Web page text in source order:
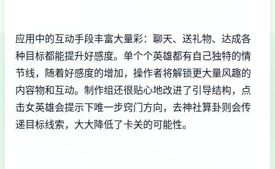
应用中的​​互动手段丰富大量彩​​：聊天、送礼物、达成各
种目标都能提升好感度。单个个英雄都有自己独特的情
节线，随着好感度的增加，操作者将解锁更大量风趣的
内容物和互动。制作组还很贴心地改进了引导结构，点
击女英雄会提示下唯一步窍门方向，去神社算卦则会传
递目标线索，大大降低了卡关的可能性。